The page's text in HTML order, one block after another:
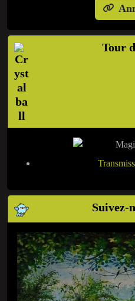
Tour
Suivez-